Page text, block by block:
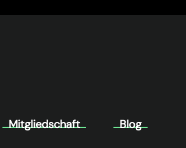
Mitgliedschaft Blog